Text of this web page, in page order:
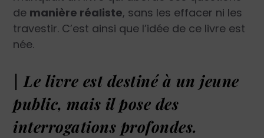
de manière réaliste, sans les effacer ni les
travestir. C’est ainsi que l’idée de ce livre est
née.
| Le livre est destiné à un jeune
public, mais il pose des
interrogations profondes.